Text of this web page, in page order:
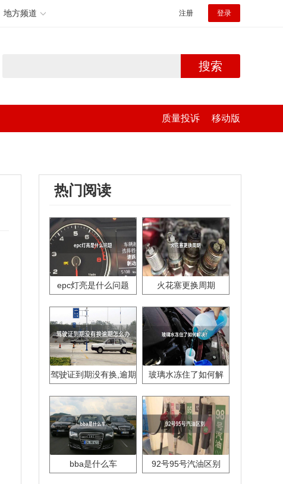
地方频道 注册 登录
搜索
质量投诉 移动版
热门阅读
epc灯亮是什么问题 火花塞更换周期
驾驶证到期没有换,逾期
玻璃水冻住了如何解
bba是什么车 92号95号汽油区别